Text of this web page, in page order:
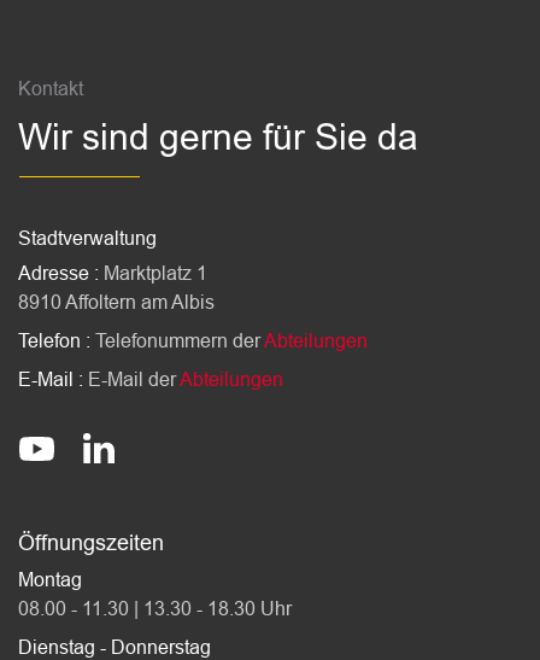
Kontakt
Wir sind gerne für Sie da
Stadtverwaltung
Adresse : Marktplatz 1
8910 Affoltern am Albis
Telefon : Telefonummern derAbteilungen
E-Mail : E-Mail derAbteilungen
Socials
@StadtAffolternamAlbis
stadt-affoltern-am-albis
Öffnungszeiten
Montag
08.00 - 11.30 | 13.30 - 18.30 Uhr
Dienstag - Donnerstag